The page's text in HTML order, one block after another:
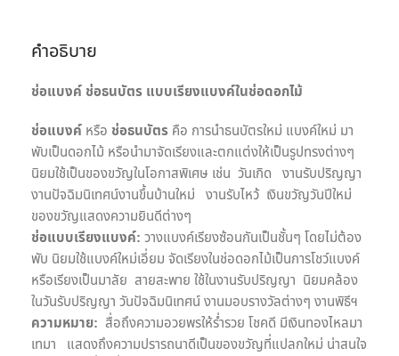
คำอธิบาย
ช่อแบงค์ ช่อธนบัตร แบบเรียงแบงค์ในช่อดอกไม้
ช่อแบงค์ หรือ ช่อธนบัตร คือ การนำธนบัตรใหม่ แบงค์ใหม่ มา
พับเป็นดอกไม้ หรือนำมาจัดเรียงและตกแต่งให้เป็นรูปทรงต่างๆ
นิยมใช้เป็นของขวัญในโอกาสพิเศษ เช่น วันเกิด งานรับปริญญา
งานปัจฉิมนิเทศน์งานขึ้นบ้านใหม่ งานรับไหว้ เงินขวัญวันปีใหม่
ของขวัญแสดงความยินดีต่างๆ
ช่อแบบเรียงแบงค์: วางแบงค์เรียงซ้อนกันเป็นชั้นๆ โดยไม่ต้อง
พับ นิยมใช้แบงค์ใหม่เอี่ยม จัดเรียงในช่อดอกไม้เป็นการโชว์แบงค์
หรือเรียงเป็นมาลัย สายสะพาย ใช้ในงานรับปริญญา นิยมคล้อง
ในวันรับปริญญา วันปัจฉิมนิเทศน์ งานมอบรางวัลต่างๆ งานพิธีฯ
ความหมาย: สื่อถึงความอวยพรให้ร่ำรวย โชคดี มีเงินทองไหลมา
เทมา แสดงถึงความปรารถนาดีเป็นของขวัญที่แปลกใหม่ น่าสนใจ